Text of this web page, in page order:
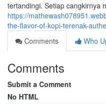
tertandingi. Setiap cangkirnya
https://
the-flavor-of-kopi-terenak-
Comments
Who
Comments
Submit a Comment
No HTML